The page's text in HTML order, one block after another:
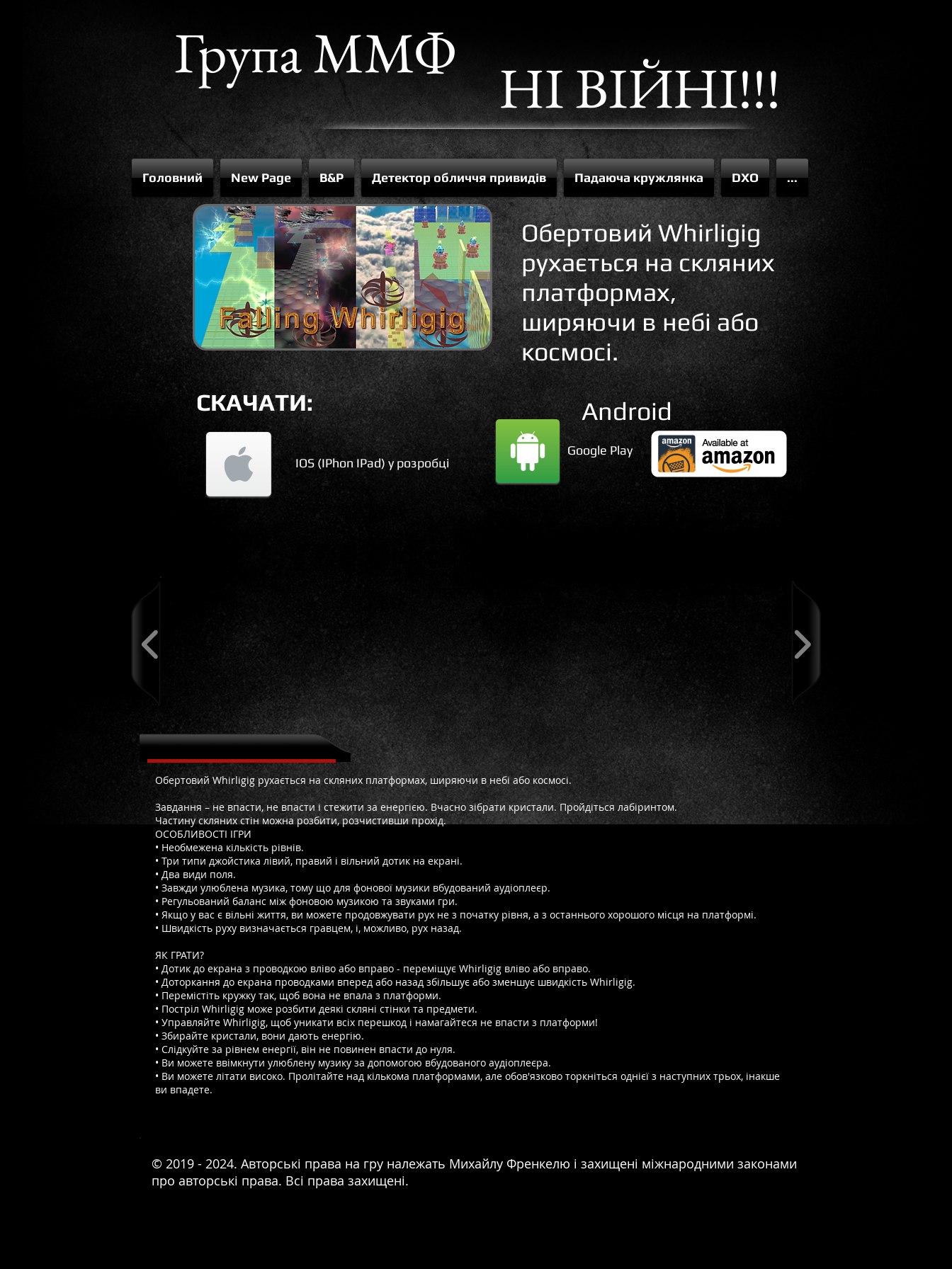
Група ММФ НІ ВІЙНІ!!!
Головний New Page B&P Детектор обличчя привидів Падаюча кружлянка DXO ...
Обертовий Whirligig
рухається на скляних
платформах,
ширяючи в небі або
космосі.
СКАЧАТИ:
IOS (IPhon IPad) у розробці
Android
Google Play
Про Falling Whirligig
Обертовий Whirligig рухається на скляних платформах, ширяючи в небі або космосі.
Завдання – не впасти, не впасти і стежити за енергією. Вчасно зібрати кристали. Пройдіться лабіринтом.
Частину скляних стін можна розбити, розчистивши прохід.
ОСОБЛИВОСТІ ІГРИ
• Необмежена кількість рівнів.
• Три типи джойстика лівий, правий і вільний дотик на екрані.
• Два види поля.
• Завжди улюблена музика, тому що для фонової музики вбудований аудіоплеєр.
• Регульований баланс між фоновою музикою та звуками гри.
• Якщо у вас є вільні життя, ви можете продовжувати рух не з початку рівня, а з останнього хорошого місця на платформі.
• Швидкість руху визначається гравцем, і, можливо, рух назад.
ЯК ГРАТИ?
• Дотик до екрана з проводкою вліво або вправо - переміщує Whirligig вліво або вправо.
• Доторкання до екрана проводками вперед або назад збільшує або зменшує швидкість Whirligig.
• Перемістіть кружку так, щоб вона не впала з платформи.
• Постріл Whirligig може розбити деякі скляні стінки та предмети.
• Управляйте Whirligig, щоб уникати всіх перешкод і намагайтеся не впасти з платформи!
• Збирайте кристали, вони дають енергію.
• Слідкуйте за рівнем енергії, він не повинен впасти до нуля.
• Ви можете ввімкнути улюблену музику за допомогою вбудованого аудіоплеєра.
• Ви можете літати високо. Пролітайте над кількома платформами, але обов'язково торкніться однієї з наступних трьох, інакше
ви впадете.
© 2019 - 2024. Авторські права на гру належать Михайлу Френкелю і захищені міжнародними законами
про авторські права. Всі права захищені.